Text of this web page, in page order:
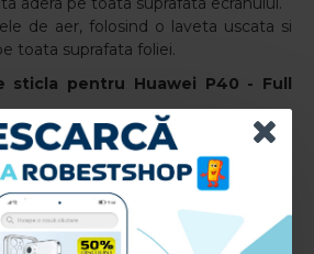
de aer, folosind o laveta uscata si
toata suprafata foliei.
sticla pentru Huawei P40 - Full
P40